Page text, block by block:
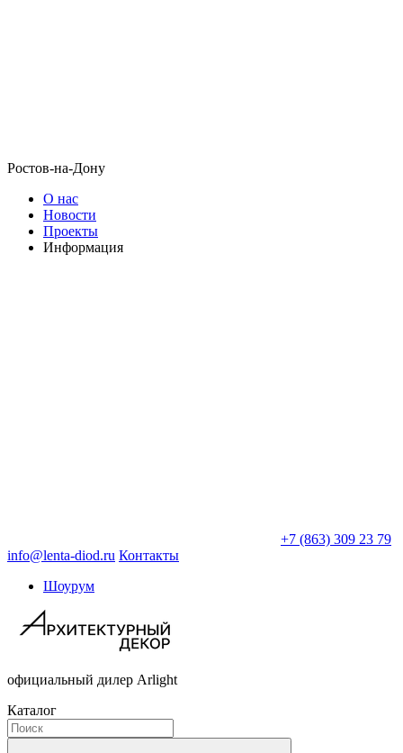
Ростов-на-Дону
О нас
Новости
Проекты
Информация
+7 (863) 309 23 79
info@lenta-diod.ru Контакты
Шоурум
официальный дилер Arlight
Каталог